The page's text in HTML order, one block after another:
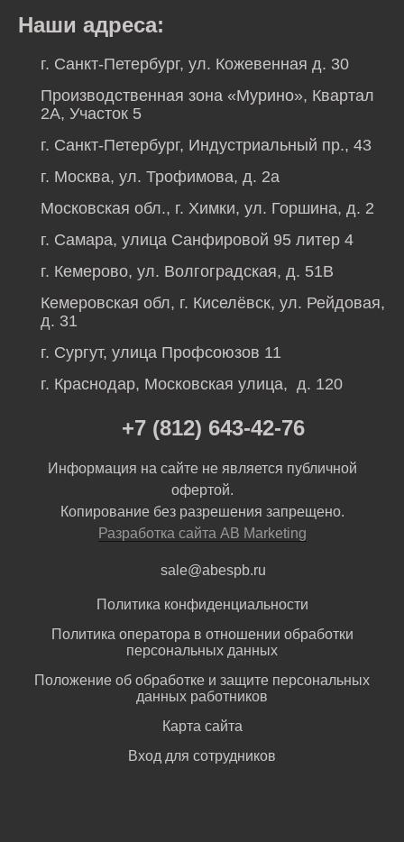
Наши адреса:
г. Санкт-Петербург, ул. Кожевенная д. 30
Производственная зона «Мурино», Квартал
2А, Участок 5
г. Санкт-Петербург, Индустриальный пр., 43
г. Москва, ул. Трофимова, д. 2а
Московская обл., г. Химки, ул. Горшина, д. 2
г. Самара, улица Санфировой 95 литер 4
г. Кемерово, ул. Волгоградская, д. 51В
Кемеровская обл, г. Киселёвск, ул. Рейдовая,
д. 31
г. Сургут, улица Профсоюзов 11
г. Краснодар, Московская улица, д. 120
+7 (812) 643-42-76
Информация на сайте не является публичной
офертой.
Копирование без разрешения запрещено.
Разработка сайта AB Marketing
sale@abespb.ru
Политика конфиденциальности
Политика оператора в отношении обработки
персональных данных
Положение об обработке и защите персональных
данных работников
Карта сайта
Вход для сотрудников